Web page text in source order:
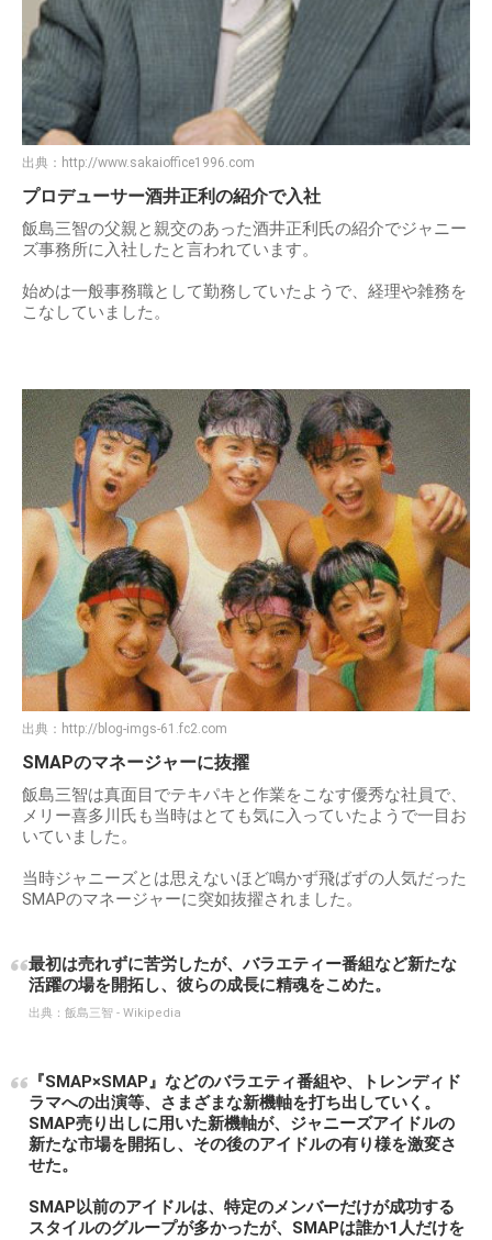
出典： http://www.sakaioffice1996.com
プロデューサー酒井正利の紹介で入社
飯島三智の父親と親交のあった酒井正利氏の紹介でジャニー
ズ事務所に入社したと言われています。
始めは一般事務職として勤務していたようで、経理や雑務を
こなしていました。
出典： http://blog-imgs-61.fc2.com
SMAPのマネージャーに抜擢
飯島三智は真面目でテキパキと作業をこなす優秀な社員で、
メリー喜多川氏も当時はとても気に入っていたようで一目お
いていました。
当時ジャニーズとは思えないほど鳴かず飛ばずの人気だった
SMAPのマネージャーに突如抜擢されました。
最初は売れずに苦労したが、バラエティー番組など新たな
活躍の場を開拓し、彼らの成長に精魂をこめた。
出典： 飯島三智 - Wikipedia
『SMAP×SMAP』などのバラエティ番組や、トレンディド
ラマへの出演等、さまざまな新機軸を打ち出していく。
SMAP売り出しに用いた新機軸が、ジャニーズアイドルの
新たな市場を開拓し、その後のアイドルの有り様を激変さ
せた。
SMAP以前のアイドルは、特定のメンバーだけが成功する
スタイルのグループが多かったが、SMAPは誰か1人だけを